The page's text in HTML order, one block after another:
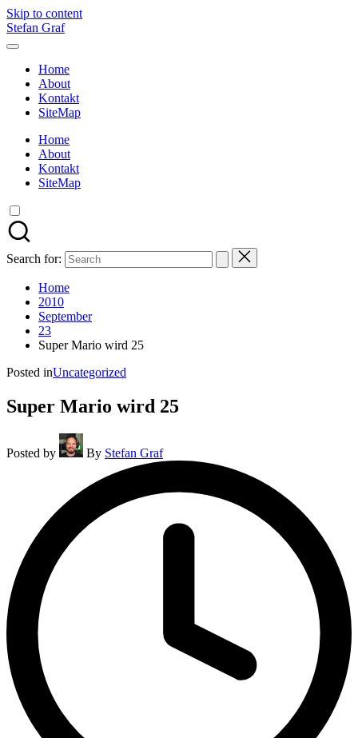
Skip to content
Stefan Graf
Home
About
Kontakt
SiteMap
Home
About
Kontakt
SiteMap
Search for:
Home
2010
September
23
Super Mario wird 25
Posted inUncategorized
Super Mario wird 25
Posted by By Stefan Graf